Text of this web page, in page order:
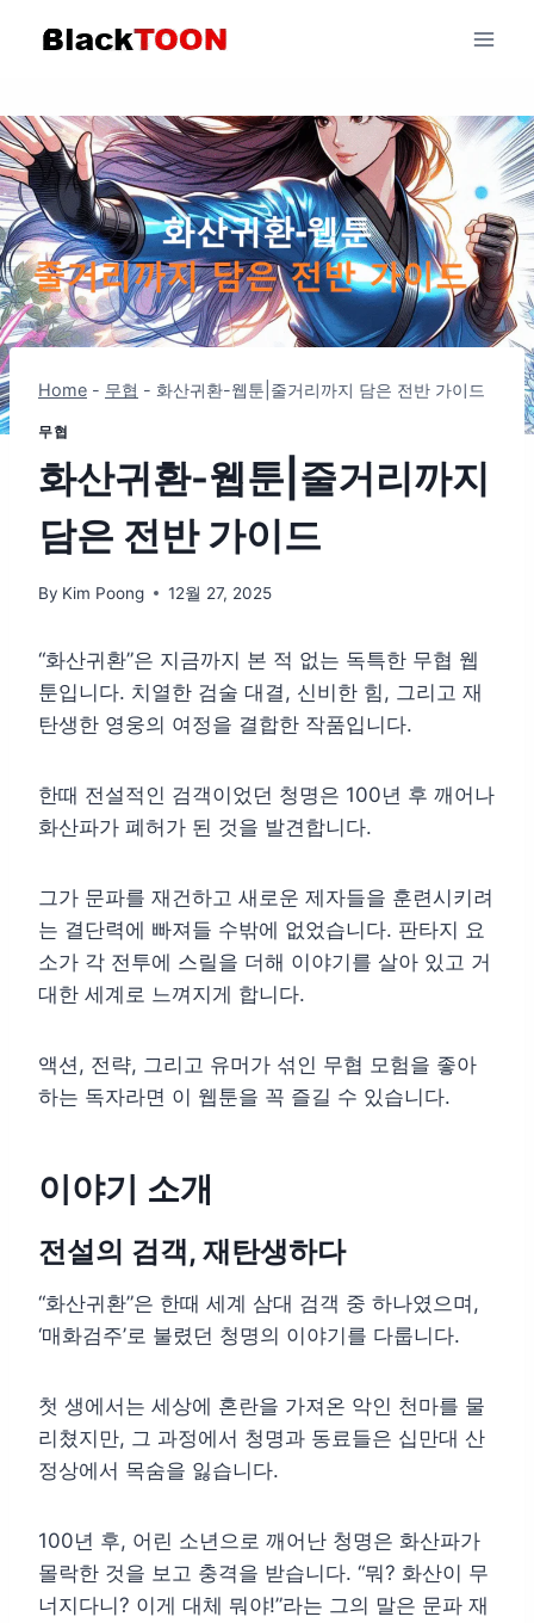
Home - 무협 - 화산귀환-웹툰|줄거리까지 담은 전반 가이드
무협
화산귀환-웹툰|줄거리까지
담은 전반 가이드
By Kim Poong 12월 27, 2025
“화산귀환”은 지금까지 본 적 없는 독특한 무협 웹
툰입니다. 치열한 검술 대결, 신비한 힘, 그리고 재
탄생한 영웅의 여정을 결합한 작품입니다.
한때 전설적인 검객이었던 청명은 100년 후 깨어나
화산파가 폐허가 된 것을 발견합니다.
그가 문파를 재건하고 새로운 제자들을 훈련시키려
는 결단력에 빠져들 수밖에 없었습니다. 판타지 요
소가 각 전투에 스릴을 더해 이야기를 살아 있고 거
대한 세계로 느껴지게 합니다.
액션, 전략, 그리고 유머가 섞인 무협 모험을 좋아
하는 독자라면 이 웹툰을 꼭 즐길 수 있습니다.
이야기 소개
전설의 검객, 재탄생하다
“화산귀환”은 한때 세계 삼대 검객 중 하나였으며,
‘매화검주’로 불렸던 청명의 이야기를 다룹니다.
첫 생에서는 세상에 혼란을 가져온 악인 천마를 물
리쳤지만, 그 과정에서 청명과 동료들은 십만대 산
정상에서 목숨을 잃습니다.
100년 후, 어린 소년으로 깨어난 청명은 화산파가
몰락한 것을 보고 충격을 받습니다. “뭐? 화산이 무
너지다니? 이게 대체 뭐야!”라는 그의 말은 문파 재